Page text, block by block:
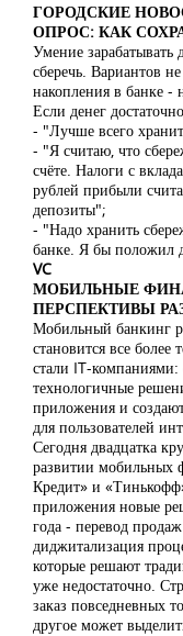
ГОРОДСКИЕ
ОПРОС: КАК
Умение
сберечь. Вариантов
накопления в банке -
Если денег
- "Лучше всего
- "Я считаю, что
счёте. Налоги с
рублей прибыли
депозиты";
- "Надо хранить
банке. Я бы положил
VC
МОБИЛЬНЫЕ
ПЕРСПЕКТИВЫ
Мобильный банкинг
становится все
стали IT-
технологичные
приложения и
для пользователей
Сегодня двадцатка
развитии мобильных
Кредит» и
приложения новые
года - перевод
диджитализация
которые решают
уже недостаточно.
заказ повседневных
другое может